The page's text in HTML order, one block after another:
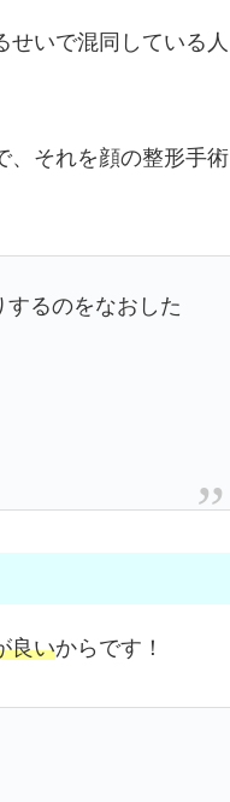
せいで混同している人
、それを顔の整形手術
るのをなおした
良いからです！